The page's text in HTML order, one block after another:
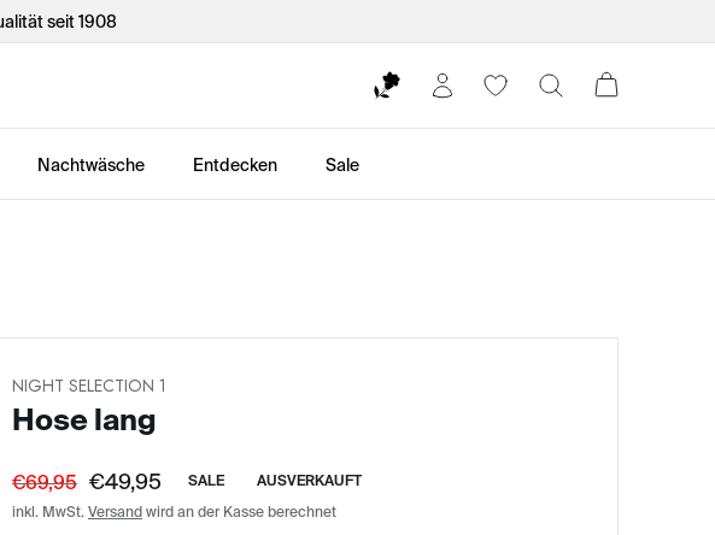
seit 1908
Nachtwäsche Entdecken Sale
NIGHT SELECTION 1
Hose lang
€69,95 €49,95 SALE
AUSVERKAUFT
inkl. MwSt. Versand wird an der Kasse berechnet